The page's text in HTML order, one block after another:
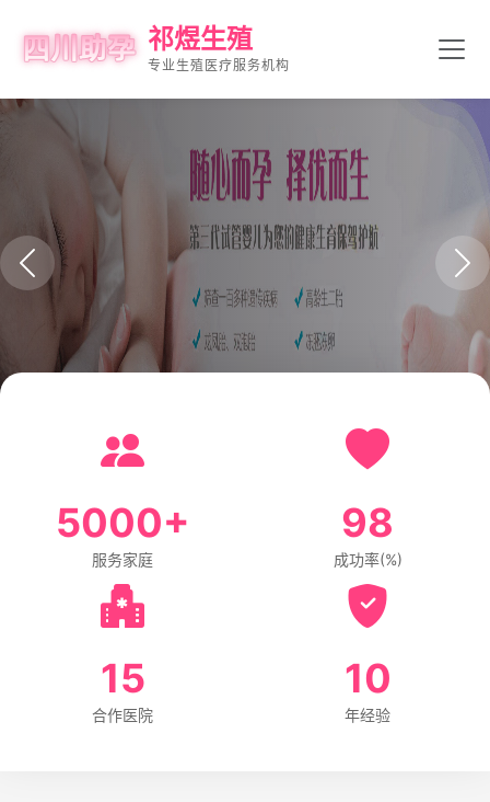
祁煜生殖
专业生殖医疗服务机构
5000+
服务家庭
98
成功率(%)
15
合作医院
10
年经验